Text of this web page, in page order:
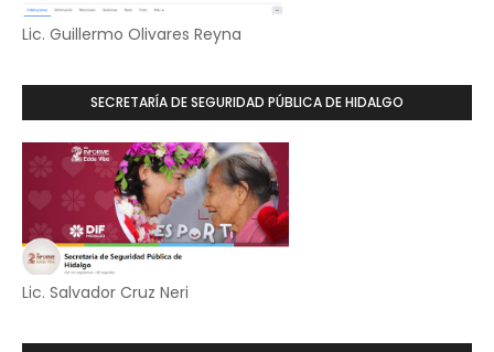
Lic. Guillermo Olivares Reyna
SECRETARÍA DE SEGURIDAD PÚBLICA DE HIDALGO
Lic. Salvador Cruz Neri